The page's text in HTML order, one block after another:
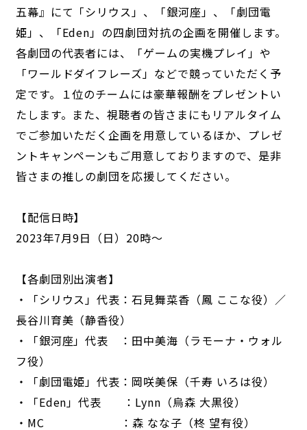
五幕』にて「シリウス」、「銀河座」、「劇団電
姫」、「Eden」の四劇団対抗の企画を開催します。
各劇団の代表者には、「ゲームの実機プレイ」や
「ワールドダイフレーズ」などで競っていただく予
定です。１位のチームには豪華報酬をプレゼントい
たします。また、視聴者の皆さまにもリアルタイム
でご参加いただく企画を用意しているほか、プレゼ
ントキャンペーンもご用意しておりますので、是非
皆さまの推しの劇団を応援してください。
【配信日時】
2023年7月9日（日）20時～
【各劇団別出演者】
・「シリウス」代表：石見舞菜香（鳳 ここな役）／
長谷川育美（静香役）
・「銀河座」代表 ：田中美海（ラモーナ・ウォル
フ役）
・「劇団電姫」代表：岡咲美保（千寿 いろは役）
・「Eden」代表 ：Lynn（烏森 大黒役）
・MC ：森 なな子（柊 望有役）